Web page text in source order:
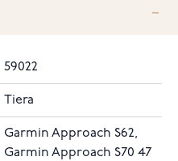
59022
Tiera
Garmin Approach S62,
Garmin Approach S70 47